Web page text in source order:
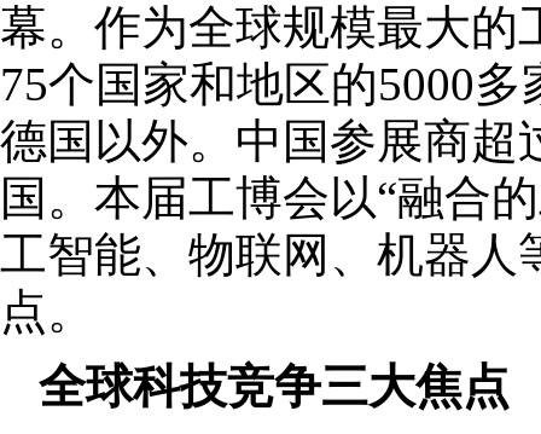
幕。作为全球规模最大的
75个国家和地区的5000
德国以外。中国参展商超
国。本届工博会以“融合
工智能、物联网、机器人
点。
全球科技竞争三大焦点